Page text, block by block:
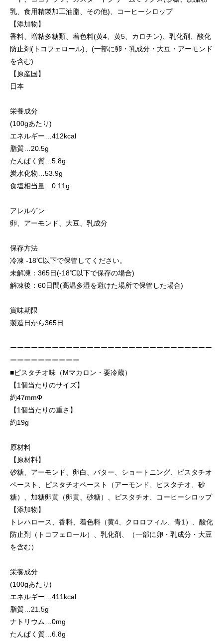
乳、食用精製加工油脂、その他)、コーヒーシロップ
【添加物】
香料、増粘多糖類、着色料(黄4、黄5、カロチン)、乳化剤、酸化
防止剤(トコフェロール)、(一部に卵・乳成分・大豆・アーモンド
を含む)
【原産国】
日本
栄養成分
(100gあたり)
エネルギー…412kcal
脂質…20.5g
たんぱく質…5.8g
炭水化物…53.9g
食塩相当量…0.11g
アレルゲン
卵、アーモンド、大豆、乳成分
保存方法
冷凍 -18℃以下で保管してください。
未解凍：365日(-18℃以下で保存の場合)
解凍後：60日間(高温多湿を避けた場所で保管した場合)
賞味期限
製造日から365日
ーーーーーーーーーーーーーーーーーーーーーーーーーーーーー
ーーーーーーーーーー
■ピスタチオ味（Mマカロン・要冷蔵）
【1個当たりのサイズ】
約47mmΦ
【1個当たりの重さ】
約19g
原材料
【原材料】
砂糖、アーモンド、卵白、バター、ショートニング、ピスタチオ
ペースト、ピスタチオペースト（アーモンド、ピスタチオ、砂
糖）、加糖卵黄（卵黄、砂糖）、ピスタチオ、コーヒーシロップ
【添加物】
トレハロース、香料、着色料（黄4、クロロフィル、青1）、酸化
防止剤（トコフェロール）、乳化剤、（一部に卵・乳成分・大豆
を含む）
栄養成分
(100gあたり)
エネルギー…411kcal
脂質…21.5g
ナトリウム…0mg
たんぱく質…6.8g